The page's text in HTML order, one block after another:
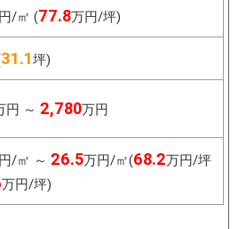
/㎡ (77.8万円/坪)
31.1坪)
円 ～ 2,780万円
/㎡ ～ 26.5万円/㎡(68.2万円/坪
万円/坪)